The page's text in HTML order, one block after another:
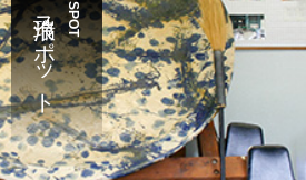
SPOT
瑞浪スポット